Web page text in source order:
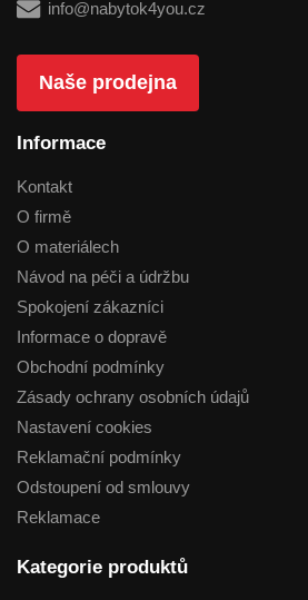
info@nabytok4you.cz
Naše prodejna
Informace
Kontakt
O firmě
O materiálech
Návod na péči a údržbu
Spokojení zákazníci
Informace o dopravě
Obchodní podmínky
Zásady ochrany osobních údajů
Nastavení cookies
Reklamační podmínky
Odstoupení od smlouvy
Reklamace
Kategorie produktů